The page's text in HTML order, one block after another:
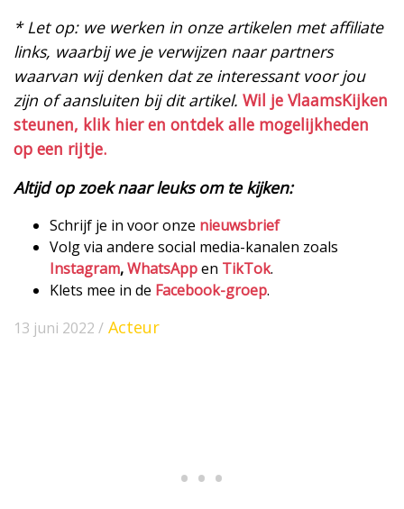
* Let op: we werken in onze artikelen met affiliate
links, waarbij we je verwijzen naar partners
waarvan wij denken dat ze interessant voor jou
zijn of aansluiten bij dit artikel. Wil je VlaamsKijken
steunen, klik hier en ontdek alle mogelijkheden
op een rijtje.
Altijd op zoek naar leuks om te kijken:
Schrijf je in voor onze nieuwsbrief
Volg via andere social media-kanalen zoals
Instagram,WhatsAppen TikTok.
Klets mee in de Facebook-groep.
13 juni 2022 / Acteur